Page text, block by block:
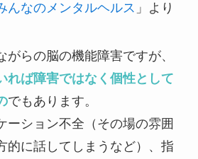
んなのメンタルヘルス 」より
らの脳の機能障害ですが、
れば障害ではなく個性として
でもあります。
ーション不全（その場の雰囲
的に話してしまうなど）、指